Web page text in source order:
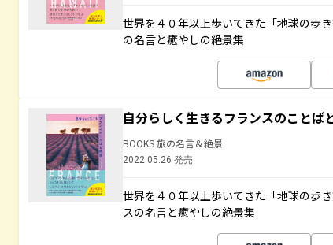
世界を４０年以上歩いてきた「地球の歩
の名言と癒やしの絶景集
自分らしく生きるフランスのことば
BOOKS 旅の名言＆絶景
2022.05.26 発売
世界を４０年以上歩いてきた「地球の歩
スの名言と癒やしの絶景集